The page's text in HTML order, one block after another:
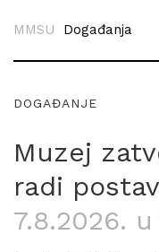
MMSU Događanja
DOGAĐANJE
Muzej
radi
7.8.2026. u